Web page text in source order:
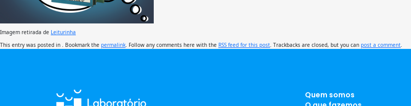
Imagem retirada de Leiturinha
This entry was posted in . Bookmark the permalink . Follow any comments here with the RSS feed for this post . Trackbacks are closed, but you can post a comment
Quem somos